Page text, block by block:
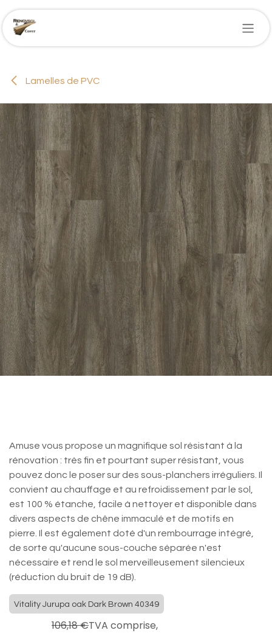
Se rendre au contenu
Lamelles de PVC
Amuse vous propose un magnifique sol résistant à la
rénovation : très fin et pourtant super résistant, vous
pouvez donc le poser sur des sous-planchers irréguliers. Il
convient au chauffage et au refroidissement par le sol,
est 100 % étanche, facile à nettoyer et disponible dans
divers aspects de chêne immaculé et de motifs en
pierre. Il est également doté d'un rembourrage intégré,
de sorte qu'aucune sous-couche séparée n'est
nécessaire et rend le sol merveilleusement silencieux
(réduction du bruit de 19 dB).
Vitality Jurupa oak Dark Brown 40349
106,18€TVA comprise,